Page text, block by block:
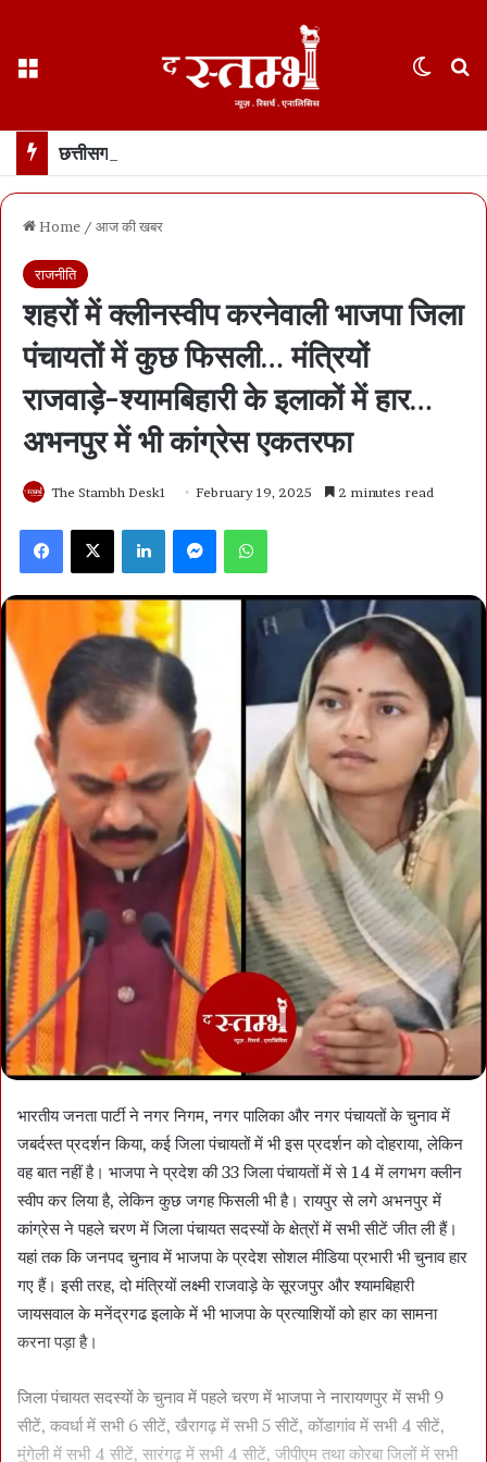
Home / आज की खबर
राजनीति
शहरों में क्लीनस्वीप करनेवाली भाजपा जिला
पंचायतों में कुछ फिसली… मंत्रियों
राजवाड़े-श्यामबिहारी के इलाकों में हार…
अभनपुर में भी कांग्रेस एकतरफा
The Stambh Desk1 February 19, 2025 2 minutes read
Facebook X LinkedIn
भारतीय जनता पार्टी ने नगर निगम, नगर पालिका और नगर पंचायतों के चुनाव में
जबर्दस्त प्रदर्शन किया, कई जिला पंचायतों में भी इस प्रदर्शन को दोहराया, लेकिन
वह बात नहीं है। भाजपा ने प्रदेश की 33 जिला पंचायतों में से 14 में लगभग क्लीन
स्वीप कर लिया है, लेकिन कुछ जगह फिसली भी है। रायपुर से लगे अभनपुर में
कांग्रेस ने पहले चरण में जिला पंचायत सदस्यों के क्षेत्रों में सभी सीटें जीत ली हैं।
यहां तक कि जनपद चुनाव में भाजपा के प्रदेश सोशल मीडिया प्रभारी भी चुनाव हार
गए हैं। इसी तरह, दो मंत्रियों लक्ष्मी राजवाड़े के सूरजपुर और श्यामबिहारी
जायसवाल के मनेंद्रगढ इलाके में भी भाजपा के प्रत्याशियों को हार का सामना
करना पड़ा है।
जिला पंचायत सदस्यों के चुनाव में पहले चरण में भाजपा ने नारायणपुर में सभी 9
सीटें, कवर्धा में सभी 6 सीटें, खैरागढ़ में सभी 5 सीटें, कोंडागांव में सभी 4 सीटें,
मुंगेली में सभी 4 सीटें, सारंगढ़ में सभी 4 सीटें, जीपीएम तथा कोरबा जिलों में सभी